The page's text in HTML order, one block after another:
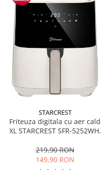
STARCREST
Friteuza digitala cu aer cald
XL STARCREST SFR-5252WH,
200 °C, 8 programe
predefinite, Alb
219,90 RON
149,90 RON